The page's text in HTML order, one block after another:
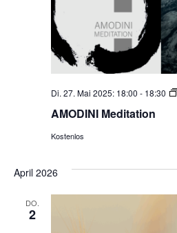
AMODINI Meditation
Di. 27. Mai 2025: 18:00 - 18:30
Kostenlos
April 2026
DO.
2